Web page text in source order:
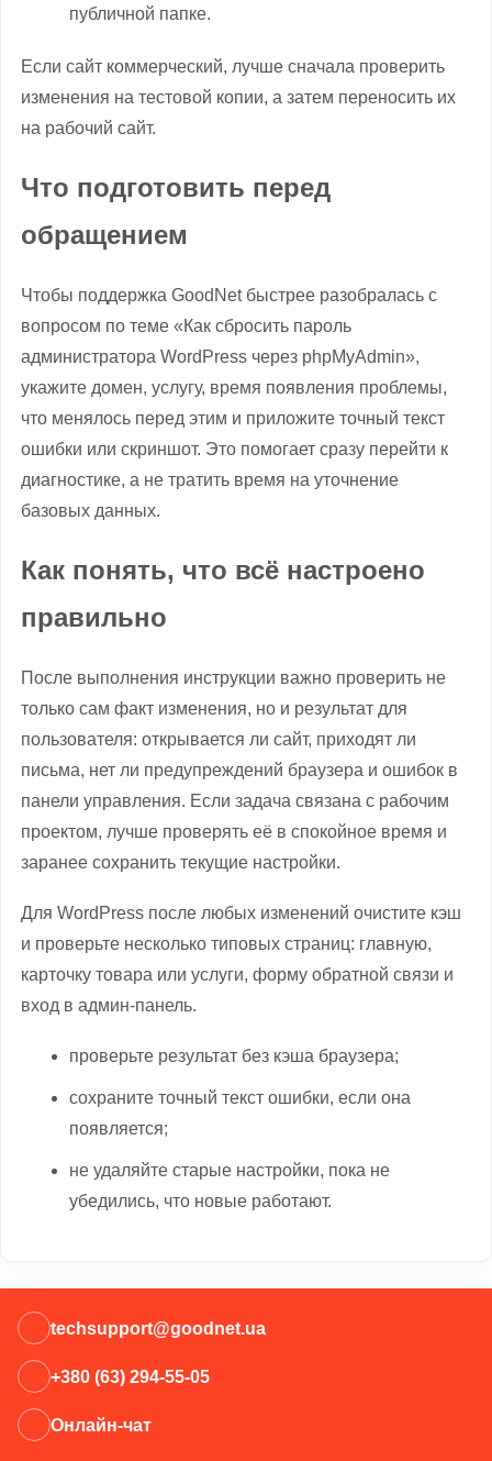
публичной папке.
Если сайт коммерческий, лучше сначала проверить
изменения на тестовой копии, а затем переносить их
на рабочий сайт.
Что подготовить перед
обращением
Чтобы поддержка GoodNet быстрее разобралась с
вопросом по теме «Как сбросить пароль
администратора WordPress через phpMyAdmin»,
укажите домен, услугу, время появления проблемы,
что менялось перед этим и приложите точный текст
ошибки или скриншот. Это помогает сразу перейти к
диагностике, а не тратить время на уточнение
базовых данных.
Как понять, что всё настроено
правильно
После выполнения инструкции важно проверить не
только сам факт изменения, но и результат для
пользователя: открывается ли сайт, приходят ли
письма, нет ли предупреждений браузера и ошибок в
панели управления. Если задача связана с рабочим
проектом, лучше проверять её в спокойное время и
заранее сохранить текущие настройки.
Для WordPress после любых изменений очистите кэш
и проверьте несколько типовых страниц: главную,
карточку товара или услуги, форму обратной связи и
вход в админ-панель.
проверьте результат без кэша браузера;
сохраните точный текст ошибки, если она
появляется;
не удаляйте старые настройки, пока не
убедились, что новые работают.
techsupport@goodnet.ua
+380 (63) 294-55-05
Онлайн-чат